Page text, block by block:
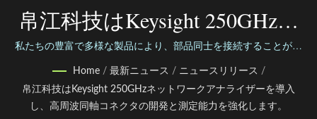
帛江科技はKeysight 250GHzネ
ットワークアナライザーを導
入し、高周波同軸コネクタの
開発と測定能力を強化しま
私たちの豊富で多様な製品により、部品同士を接続することがで
きます。 私たちの信頼性のある柔軟なサービスを通じて、人々が
つながることができます。
Home / 最新ニュース / ニュースリリース /
帛江科技はKeysight 250GHzネットワークアナライザーを導入
し、高周波同軸コネクタの開発と測定能力を強化します。